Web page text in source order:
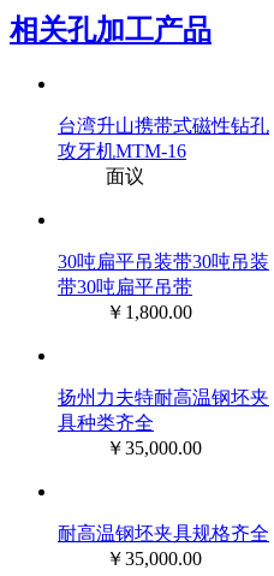
相关孔加工产品
台湾升山携带式磁性钻孔
攻牙机MTM-16
面议
30吨扁平吊装带30吨吊装
带30吨扁平吊带
￥1,800.00
扬州力夫特耐高温钢坯夹
具种类齐全
￥35,000.00
耐高温钢坯夹具规格齐全
￥35,000.00